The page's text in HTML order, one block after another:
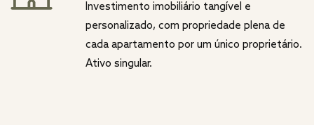
Investimento imobiliário tangível e
personalizado, com propriedade plena de
cada apartamento por um único proprietário.
Ativo singular.